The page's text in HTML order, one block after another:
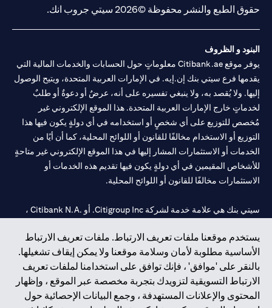
يستخدم موقعنا ملفات تعريف الارتباط. ملفات تعريف الارتباط
الأساسية مطلوبة لأمان وسلامة موقعنا ولا يمكن إيقاف تشغيلها.
بالنقر على 'موافق' ، فإنك توافق على استخدامنا لملفات تعريف
الارتباط التسويقية لتزويدك بتجربة مخصصة عبر الموقع ، وإظهار
المحتوى والإعلانات المستهدفة ، وجمع البيانات الإحصائية حول
حقوق الطبع والنشر محفوظة ©2026 سيتي جروب انك.
البنود و الظروف
يوفر موقع Citibank.ae معلوماتٍ حول الحسابات والخدمات المالية التي
يقدمها فرع سيتي بنك إن.إيه. في الإمارات العربية المتحدة، ويتيح الوصول
إليها. ولا يُقصد به، ولا ينبغي تفسيره على أنه، عرضٌ أو دعوةٌ أو طلبٌ
لخدماتٍ خارج الإمارات العربية المتحدة. هذا الموقع الإلكتروني غير
مُخصص للتوزيع على أي شخصٍ أو استخدامه في أي دولةٍ يكون فيها هذا
التوزيع أو الاستخدام مخالفًا للقانون أو اللوائح المحلية، كما أن أيًا من
الخدمات أو الاستثمارات المشار إليها في هذا الموقع الإلكتروني غير متاحةٍ
للأشخاص المقيمين في أي دولةٍ يكون فيها تقديم هذه الخدمات أو
الاستثمارات مخالفًا للقانون أو اللوائح المحلية.
سيتي بنك هي علامة خدمة لشركة Citigroup Inc. أو .Citibank N.A ،
سيتي بنك إن. إيه. الإمارات مسجل لدى مصرف الإمارات المركزي تحت
أرقام التراخيص 202563 لفرع الوصل في دبي، 531989 لفرع مول
الإمارات في دبي، وCN-1002019لفرع أبوظبي. هاتف: 4000 311 04.
فرع سيتي بنك إن إيه - الإمارات العربية المتحدة مرخص من مصرف